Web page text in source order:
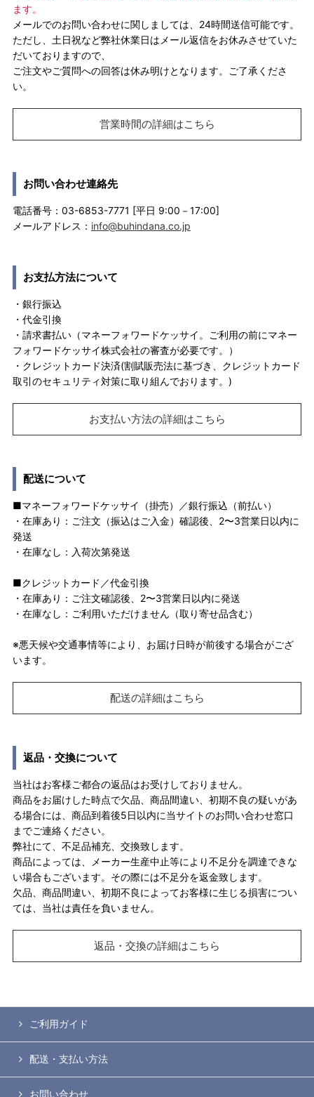
ます。
メールでのお問い合わせに関しましては、24時間送信可能です。
ただし、土日祝など弊社休業日はメール返信をお休みさせていた
だいておりますので、
ご注文やご質問への回答は休み明けとなります。ご了承くださ
い。
営業時間の詳細はこちら
お問い合わせ連絡先
電話番号：03-6853-7771 [平日 9:00－17:00]
メールアドレス： info@buhindana.co.jp
お支払方法について
・銀行振込
・代金引換
・請求書払い（マネーフォワードケッサイ。ご利用の前にマネー
フォワードケッサイ株式会社の審査が必要です。）
・クレジットカード決済(割賦販売法に基づき、クレジットカード
取引のセキュリティ対策に取り組んでおります。)
お支払い方法の詳細はこちら
配送について
■マネーフォワードケッサイ（掛売）／銀行振込（前払い）
・在庫あり：ご注文（振込はご入金）確認後、2〜3営業日以内に
発送
・在庫なし：入荷次第発送
■クレジットカード／代金引換
・在庫あり：ご注文確認後、2〜3営業日以内に発送
・在庫なし：ご利用いただけません（取り寄せ品含む）
※悪天候や交通事情等により、お届け日時が前後する場合がござ
います。
配送の詳細はこちら
返品・交換について
当社はお客様ご都合の返品はお受けしておりません。
商品をお届けした時点で欠品、商品間違い、初期不良の疑いがあ
る場合には、商品到着後5日以内に当サイトのお問い合わせ窓口
までご連絡ください。
弊社にて、不足品補充、交換致します。
商品によっては、メーカー生産中止等により不足分を調達できな
い場合もございます。その際には不足分を返金致します。
欠品、商品間違い、初期不良によってお客様に生じる損害につい
ては、当社は責任を負いません。
返品・交換の詳細はこちら
ご利用ガイド
配送・支払い方法
お問い合わせ